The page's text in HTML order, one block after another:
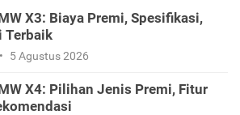
X3: Biaya Premi, Spesifikasi,
Terbaik
• 5 Agustus 2026
X4: Pilihan Jenis Premi, Fitur